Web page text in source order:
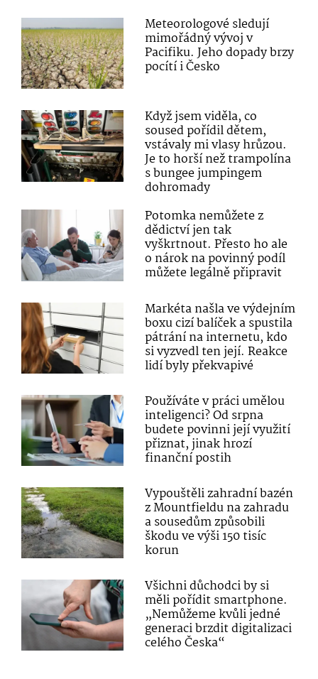
Meteorologové sledují
mimořádný vývoj v
Pacifiku. Jeho dopady brzy
pocítí i Česko
Když jsem viděla, co
soused pořídil dětem,
vstávaly mi vlasy hrůzou.
Je to horší než trampolína
s bungee jumpingem
dohromady
Potomka nemůžete z
dědictví jen tak
vyškrtnout. Přesto ho ale
o nárok na povinný podíl
můžete legálně připravit
Markéta našla ve výdejním
boxu cizí balíček a spustila
pátrání na internetu, kdo
si vyzvedl ten její. Reakce
lidí byly překvapivé
Používáte v práci umělou
inteligenci? Od srpna
budete povinni její využití
přiznat, jinak hrozí
finanční postih
Vypouštěli zahradní bazén
z Mountfieldu na zahradu
a sousedům způsobili
škodu ve výši 150 tisíc
korun
Všichni důchodci by si
měli pořídit smartphone.
„Nemůžeme kvůli jedné
generaci brzdit digitalizaci
celého Česka“